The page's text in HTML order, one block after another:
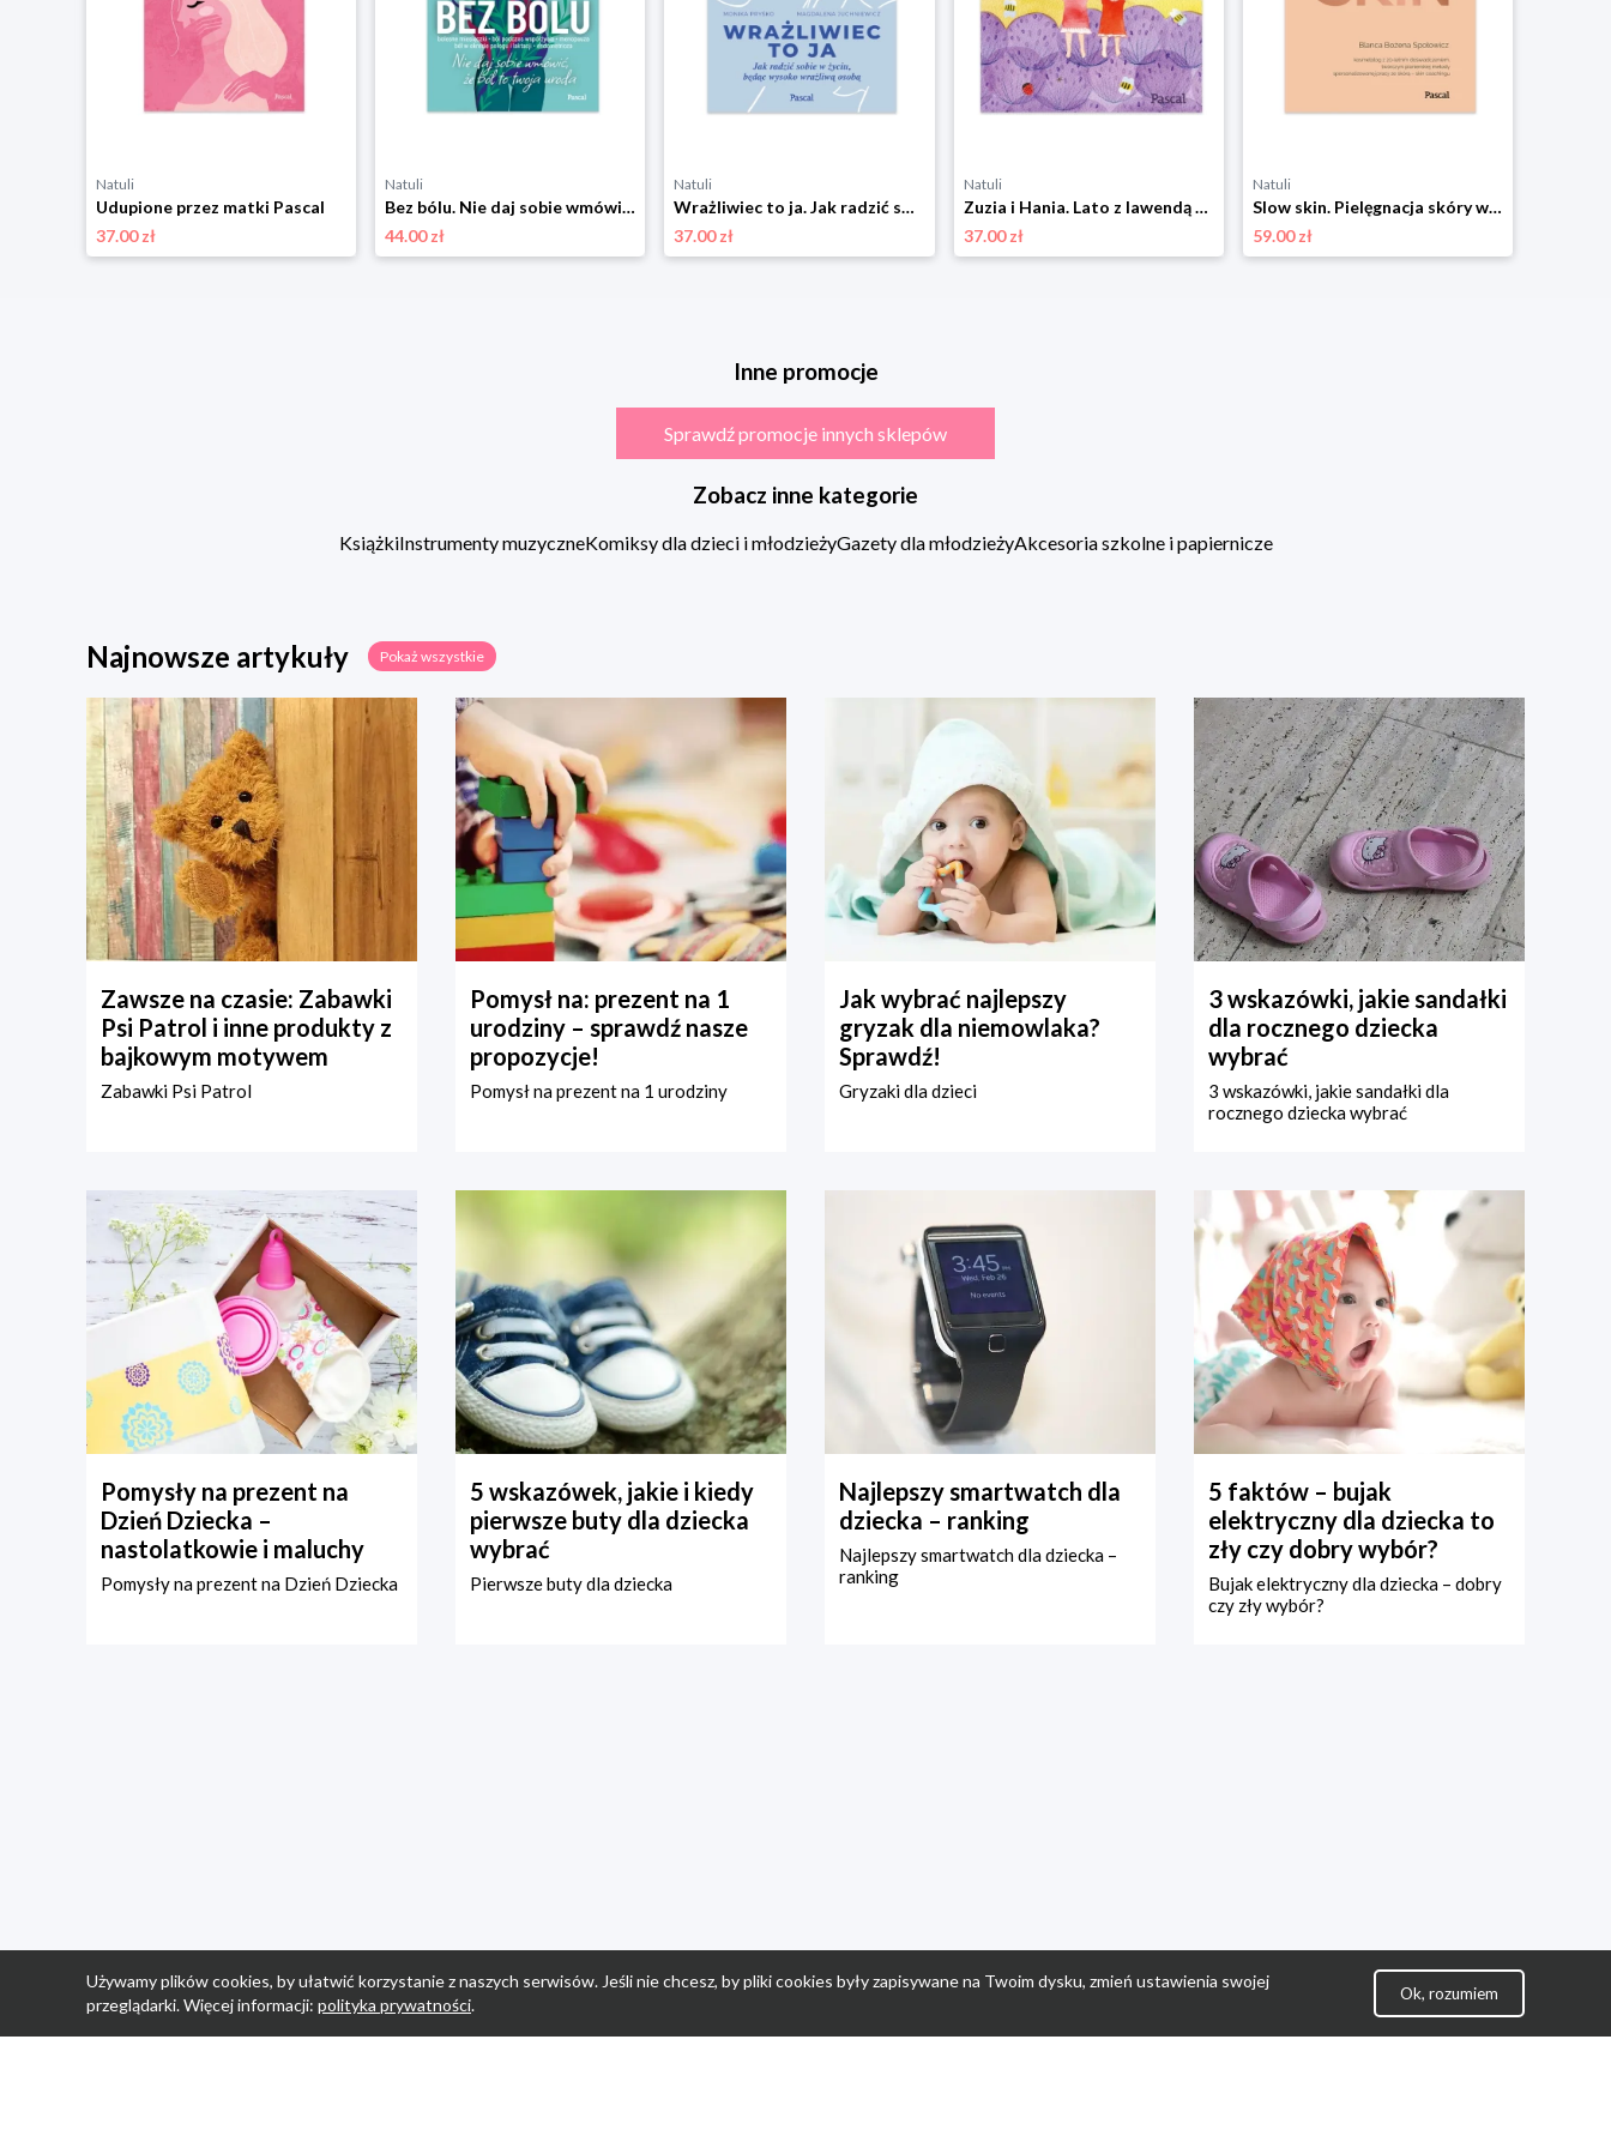
Natuli
Udupione przez matki Pascal
37.00 zł
Natuli
Bez bólu. Nie daj sobie wmówić, że ból to twoja uroda Pascal
44.00 zł
Natuli
Wrażliwiec to ja. Jak radzić sobie w życiu, będąc wysoko wrażliwą osobą Pascal
37.00 zł
Natuli
Zuzia i Hania. Lato z lawendą Pascal
37.00 zł
Natuli
Slow skin. Pielęgnacja skóry w zgodzie z jej indywidualnym naturalnym rytmem Pascal
59.00 zł
Inne promocje
Sprawdź promocje innych sklepów
Zobacz inne kategorie
KsiążkiInstrumenty muzyczneKomiksy dla dzieci i młodzieżyGazety dla młodzieżyAkcesoria szkolne i papiernicze
Najnowsze artykuły Pokaż wszystkie
Zawsze na czasie: Zabawki
Psi Patrol i inne produkty z
bajkowym motywem
Zabawki Psi Patrol
Pomysł na: prezent na 1
urodziny – sprawdź nasze
propozycje!
Pomysł na prezent na 1 urodziny
Jak wybrać najlepszy
gryzak dla niemowlaka?
Sprawdź!
Gryzaki dla dzieci
3 wskazówki, jakie sandałki
dla rocznego dziecka
wybrać
3 wskazówki, jakie sandałki dla
rocznego dziecka wybrać
Pomysły na prezent na
Dzień Dziecka –
nastolatkowie i maluchy
Pomysły na prezent na Dzień Dziecka
5 wskazówek, jakie i kiedy
pierwsze buty dla dziecka
wybrać
Pierwsze buty dla dziecka
Najlepszy smartwatch dla
dziecka – ranking
Najlepszy smartwatch dla dziecka –
ranking
5 faktów – bujak
elektryczny dla dziecka to
zły czy dobry wybór?
Bujak elektryczny dla dziecka – dobry
czy zły wybór?
Używamy plików cookies, by ułatwić korzystanie z naszych serwisów. Jeśli nie chcesz, by pliki cookies były zapisywane na Twoim dysku, zmień ustawienia swojej
przeglądarki. Więcej informacji: polityka prywatności.
Ok, rozumiem